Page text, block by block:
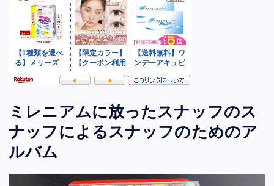
ミレニアムに放ったスナッフのス
ナッフによるスナッフのためのア
ルバム